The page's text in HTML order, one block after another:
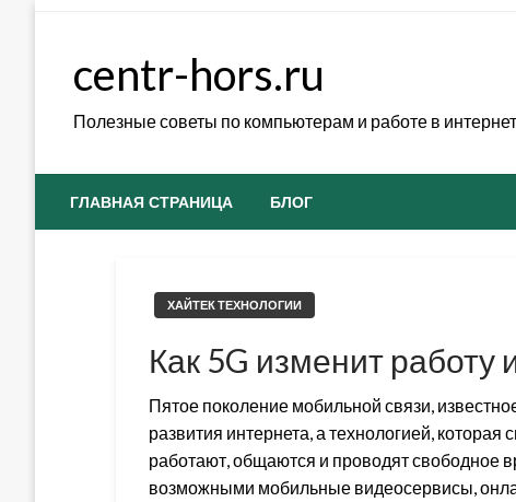
centr-hors.ru
Полезные советы по компьютерам и работе в интернет
ГЛАВНАЯ СТРАНИЦА БЛОГ
ХАЙТЕК ТЕХНОЛОГИИ
Как 5G изменит работу
Пятое поколение мобильной связи,
развития интернета, а технологией,
работают, общаются и проводят свободное
возможными мобильные видеосервисы,